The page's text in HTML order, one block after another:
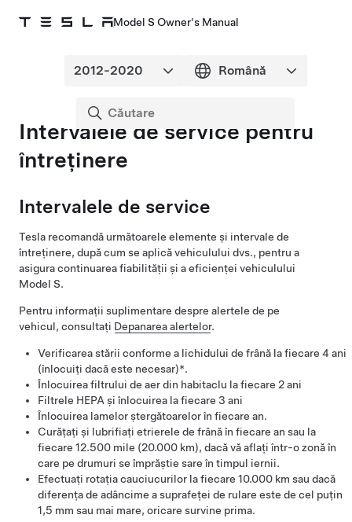
Model S Owner's Manual
Intervalele de service pentru
întreținere
Intervalele de service
Tesla recomandă următoarele elemente și intervale de
întreținere, după cum se aplică vehiculului dvs., pentru a
asigura continuarea fiabilității și a eficienței vehiculului
Model S.
Pentru informații suplimentare despre alertele de pe
vehicul, consultați Depanarea alertelor.
Verificarea stării conforme a lichidului de frână la fiecare 4 ani
(înlocuiți dacă este necesar)*.
Înlocuirea filtrului de aer din habitaclu la fiecare 2 ani
Filtrele HEPA și înlocuirea la fiecare 3 ani
Înlocuirea lamelor ștergătoarelor în fiecare an.
Curățați și lubrifiați etrierele de frână în fiecare an sau la
fiecare 12.500 mile (20.000 km), dacă vă aflați într-o zonă în
care pe drumuri se împrăștie sare în timpul iernii.
Efectuați rotația cauciucurilor la fiecare 10.000 km sau dacă
diferența de adâncime a suprafeței de rulare este de cel puțin
1,5 mm sau mai mare, oricare survine prima.